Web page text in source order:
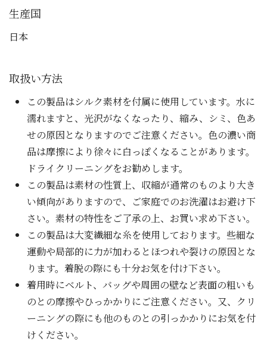
生産国
日本
取扱い方法
この製品はシルク素材を付属に使用しています。水に
濡れますと、光沢がなくなったり、縮み、シミ、色あ
せの原因となりますのでご注意ください。色の濃い商
品は摩擦により徐々に白っぽくなることがあります。
ドライクリーニングをお勧めします。
この製品は素材の性質上、収縮が通常のものより大き
い傾向がありますので、ご家庭でのお洗濯はお避け下
さい。素材の特性をご了承の上、お買い求め下さい。
この製品は大変繊細な糸を使用しております。些細な
運動や局部的に力が加わるとほつれや裂けの原因とな
ります。着脱の際にも十分お気を付け下さい。
着用時にベルト、バッグや周囲の壁など表面の粗いも
のとの摩擦やひっかかりにご注意ください。又、クリ
ーニングの際にも他のものとの引っかかりにお気を付
けください。